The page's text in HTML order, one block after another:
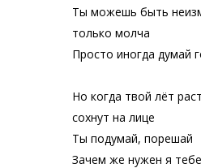
Ты можешь быть
только молча
Просто иногда думай
Но когда твой лёт
сохнут на лице
Ты подумай, порешай
Зачем же нужен я